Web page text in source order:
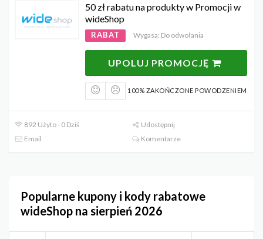
50 zł rabatu na produkty w Promocji w
wideShop
RABAT Wygasa: Do odwołania
UPOLUJ PROMOCJĘ
100% ZAKOŃCZONE POWODZENIEM
892 Użyto - 0 Dziś
Udostępnij
Email
Komentarze
Popularne kupony i kody rabatowe
wideShop na sierpień 2026